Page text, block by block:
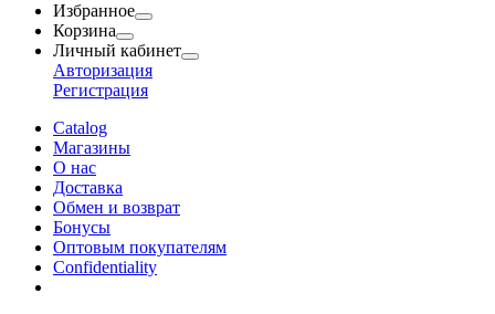
Избранное
Корзина
Личный кабинет
Авторизация
Регистрация
Catalog
Магазины
О нас
Доставка
Обмен и возврат
Бонусы
Оптовым покупателям
Сonfidentiality